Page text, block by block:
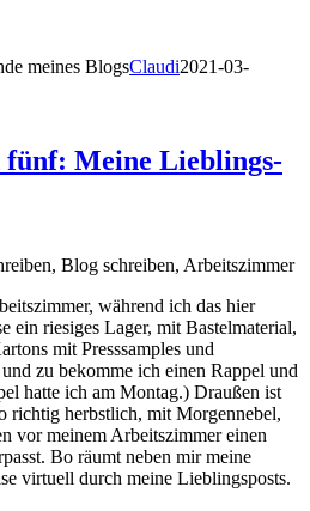
meines BlogsClaudi2021-03-
Meine Lieblings-
während ich das hier
ein riesiges Lager, mit Bastelmaterial,
mit Presssamples und
zu bekomme ich einen Rappel und
hatte ich am Montag.) Draußen ist
richtig herbstlich, mit Morgennebel,
vor meinem Arbeitszimmer einen
Bo räumt neben mir meine
virtuell durch meine Lieblingsposts.